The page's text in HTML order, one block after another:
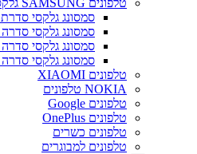
טלפונים SAMSUNG גלקסי
סמסונג גלקסי סדרת Z FOLD
סמסונג גלקסי סדרה S
סמסונג גלקסי סדרה A
סמסונג גלקסי סדרה M
טלפונים XIAOMI
NOKIA טלפונים
טלפונים Google
טלפונים OnePlus
טלפונים כשרים
טלפונים למבוגרים